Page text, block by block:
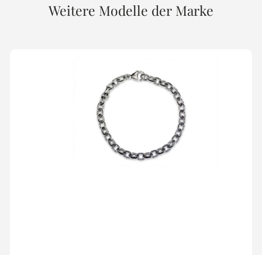
Weitere Modelle der Marke